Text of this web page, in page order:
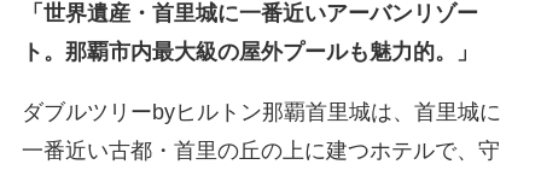
「世界遺産・首里城に一番近いアーバンリゾー
ト。那覇市内最大級の屋外プールも魅力的。」
ダブルツリーbyヒルトン那覇首里城は、首里城に
一番近い古都・首里の丘の上に建つホテルで、守